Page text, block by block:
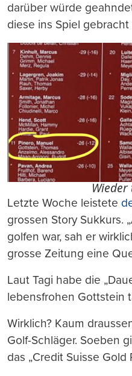
darüber würde
diese ins Spiel
Letzte Woche leistete
grossen Story Sukkurs.
golfen war, sah er
grosse Zeitung eine
Laut Tagi habe die
lebensfrohen Gottstein
Wirklich? Kaum
Golf-Schläger. Soeben
das „Credit Suisse Gold